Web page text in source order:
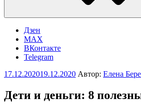
Дзен
MAX
ВКонтакте
Telegram
Опубликовано
17.12.202019.12.2020 Автор: Елена
Дети и деньги: 8